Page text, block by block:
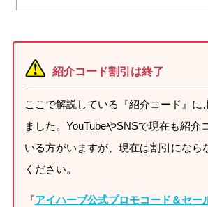
紹介コード割引は終了
ここで解説している『紹介コード』に
ました。YouTubeやSNSで現在も紹介
いる方がいますが、現在は割引になら
ください。
『アイハーブ公式プロモコード＆セー